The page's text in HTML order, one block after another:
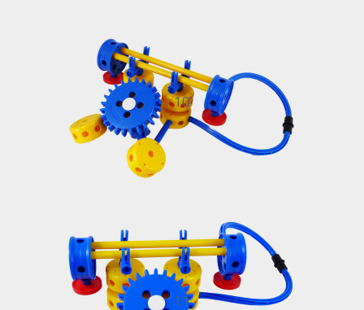
10
11